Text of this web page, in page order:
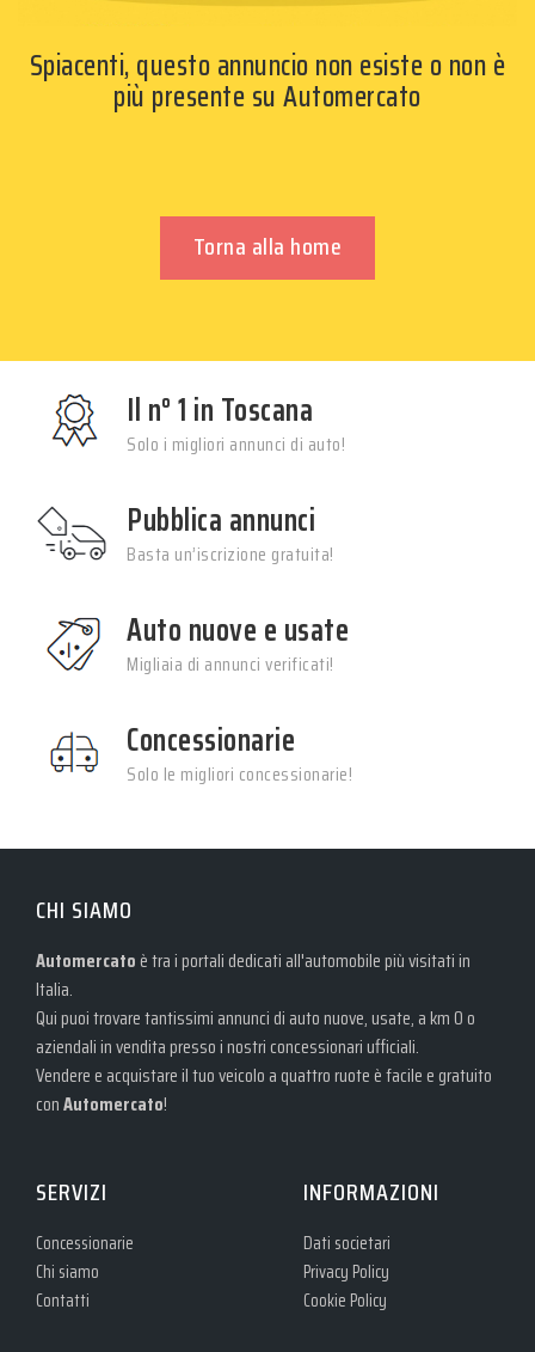
Spiacenti, questo annuncio non esiste o non è
più presente su Automercato
Torna alla home
Il n° 1 in Toscana
Solo i migliori annunci di auto!
Pubblica annunci
Basta un’iscrizione gratuita!
Auto nuove e usate
Migliaia di annunci verificati!
Concessionarie
Solo le migliori concessionarie!
CHI SIAMO
Automercato è tra i portali dedicati all'automobile più visitati in
Italia.
Qui puoi trovare tantissimi annunci di auto nuove, usate, a km 0 o
aziendali in vendita presso i nostri concessionari ufficiali.
Vendere e acquistare il tuo veicolo a quattro ruote è facile e gratuito
conAutomercato!
SERVIZI
Concessionarie
Chi siamo
Contatti
INFORMAZIONI
Dati societari
Privacy Policy
Cookie Policy